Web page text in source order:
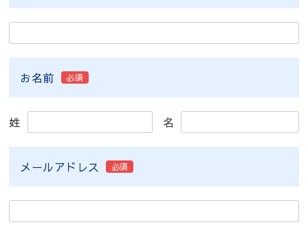
お名前 必須
姓 名
メールアドレス 必須